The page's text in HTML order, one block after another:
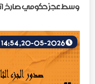
وسط عجز حكومي صارخ اتحاد